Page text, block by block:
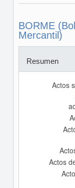
BORME
Mercantil)
Resumen
Actos
Actos